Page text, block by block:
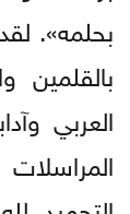
بحلمه».
بالقلمين
العربي